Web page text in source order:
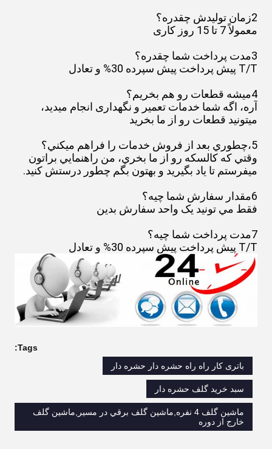
2زمان توليدش چقدره؟
معمولاً 7 تا 15 روز کاری
3مدت پرداخت شما چقدره؟
T/T پیش پرداخت پیش سپرده 30% و تعادل
4ميشه قطعات رو هم بخريم؟
آره، اگه شما خدمات تعمیر و نگهداری انجام میدید،
میتونید قطعات رو از ما بخرید
5،چطوري بعد از فروش خدمات را فراهم ميکني؟
وقتي که کالسکه رو از ما بخري، من راهنمايي براتون
ميفرستم تا ياد بگيريد و بهتون بگم چطور درستش کنيد.
6مقدار سفارش شما چيه؟
فقط مي تونيد يک واحد سفارش بدين
7مدت پرداخت شما چيه؟
T/T پیش پرداخت پیش سپرده 30% و تعادل
Tags:
باتری کار راه راه حشره دار حشره دار
سبد خرید گلف حشره دار
ماشين گلف 4 نفره,ماشين گلف برقي در مسیر,ماشين گلف
خارج از دوره